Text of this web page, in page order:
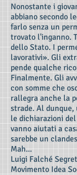
Nonostante i
abbiano secondo
farlo senza un
trovato l'inganno.
dello Stato. I
lavorativi». Gli
pende qualche
Finalmente. Gli
con somme che
rallegra anche la
strade. Al
le dichiarazioni
vanno aiutati a
sarebbe un
Mah...
Luigi Falché
Movimento Idea